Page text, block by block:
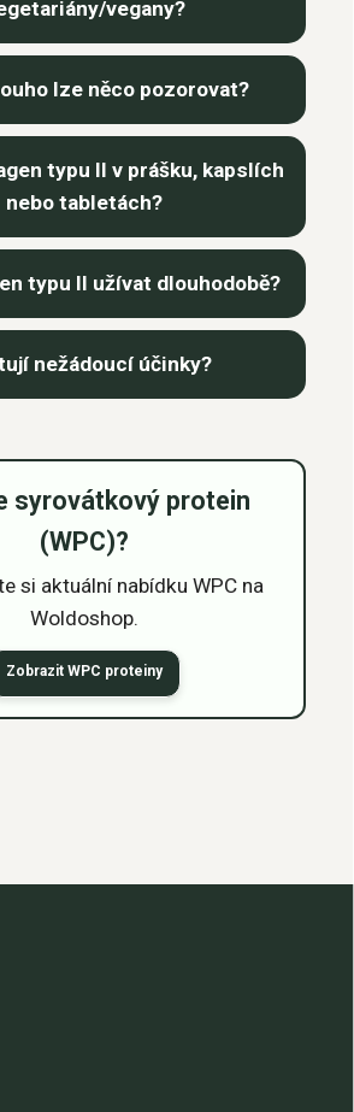
vegany?
lze něco pozorovat?
typu II v prášku, kapslích
nebo tabletách?
typu II užívat dlouhodobě?
nežádoucí účinky?
syrovátkový protein
(WPC)?
si aktuální nabídku WPC na
Woldoshop.
Zobrazit WPC proteiny